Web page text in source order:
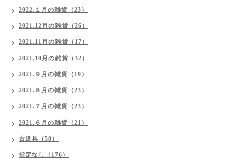
2022.１月の雑貨（23）
2021.12月の雑貨（26）
2021.11月の雑貨（17）
2021.10月の雑貨（32）
2021.９月の雑貨（19）
2021.８月の雑貨（23）
2021.７月の雑貨（23）
2021.６月の雑貨（21）
古道具（50）
指定なし（176）